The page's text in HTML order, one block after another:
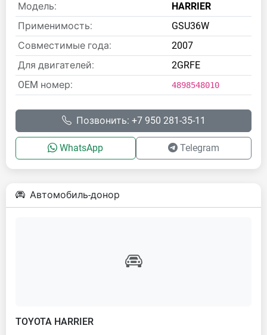
Модель:
HARRIER
Применимость:
GSU36W
Совместимые года:
2007
Для двигателей:
2GRFE
OEM номер:
4898548010
Позвонить: +7 950 281-35-11
WhatsApp Telegram
Автомобиль-донор
TOYOTA HARRIER